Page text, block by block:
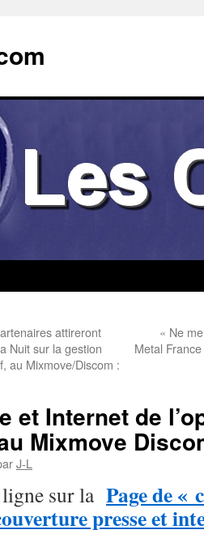
attireront
Nuit sur la gestion
au Mixmove/Discom :
« Ne
Metal
et Internet de
Mixmove
J-L
sur la Page de «
presse et